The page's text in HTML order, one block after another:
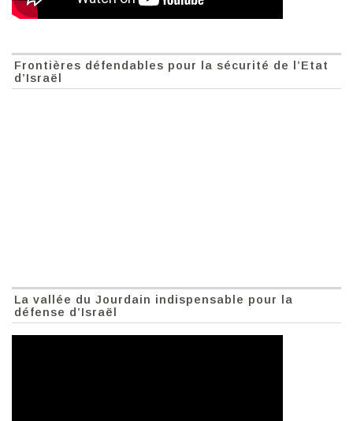
Frontières défendables pour la sécurité de l’Etat
d’Israël
La vallée du Jourdain indispensable pour la
défense d’Israël